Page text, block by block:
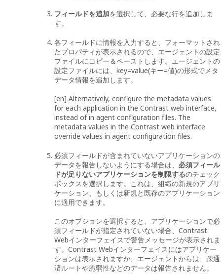
フィールドを追加を選択して、必要な行を追加しま
す。
各フィールドに情報を入力すると、フォーマットされ
たプロパティが表示されるので、エージェントの設定
ファイルにコピー＆ペーストします。エージェントの
設定ファイルには、key=value(キー=値)の形式でメタ
データ情報を追加します。
[en] Alternatively, configure the metadata values
for each application in the Contrast web interface,
instead of in agent configuration files. The
metadata values in the Contrast web interface
override values in agent configuration files.
必須フィールドが含まれていないアプリケーションの
データを報告しないようにする場合は、 必須フィール
ドが足りないアプリケーションを制限するのチェック
ボックスを選択します。これは、組織の新規のアプリ
ケーション、もしくは新規と既存のアプリケーション
に適用できます。
このオプションを選択すると、アプリケーションで必
須フィールドが指定されていない場合、Contrast
Webインターフェイスで警告メッセージが表示されま
す。Contrast Webインターフェイスにはアプリケー
ションは表示されますが、エージェントからは、疎通
済ルートや脆弱性などのデータは報告されません。